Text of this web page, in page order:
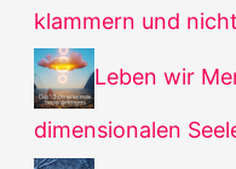
klammern und
Leben wir
dimensionalen